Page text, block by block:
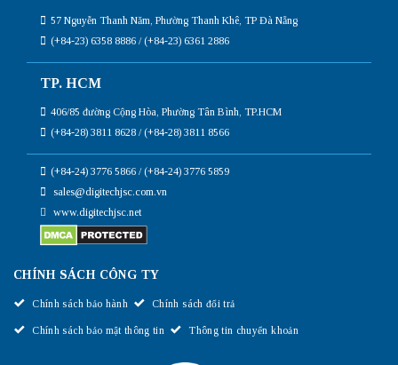
57 Nguyễn Thanh Năm, Phường Thanh Khê, TP Đà Nẵng
(+84-23) 6358 8886 / (+84-23) 6361 2886
TP. HCM
406/85 đường Cộng Hòa, Phường Tân Bình, TP.HCM
(+84-28) 3811 8628 / (+84-28) 3811 8566
(+84-24) 3776 5866 / (+84-24) 3776 5859
sales@digitechjsc.com.vn
www.digitechjsc.net
CHÍNH SÁCH CÔNG TY
Chính sách bảo hành Chính sách đổi trả
Chính sách bảo mật thông tin Thông tin chuyển khoản